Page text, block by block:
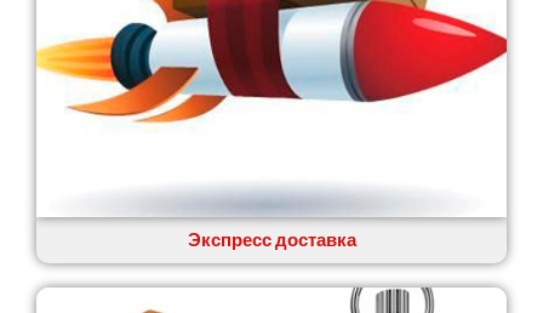
Южноукраинск
Запорожье
Заречаны
Зазимье
Здолбунов
Змиев
Звенигородка
Звягель
Экспресс доставка